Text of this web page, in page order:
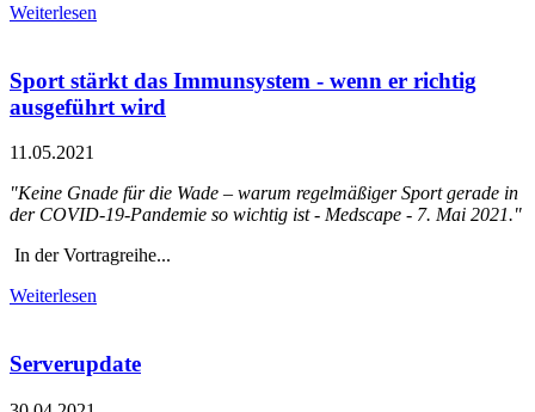
Weiterlesen
Sport stärkt das Immunsystem - wenn er richtig
ausgeführt wird
11.05.2021
"Keine Gnade für die Wade – warum regelmäßiger Sport gerade in
der COVID-19-Pandemie so wichtig ist - Medscape - 7. Mai 2021."
In der Vortragreihe...
Weiterlesen
Serverupdate